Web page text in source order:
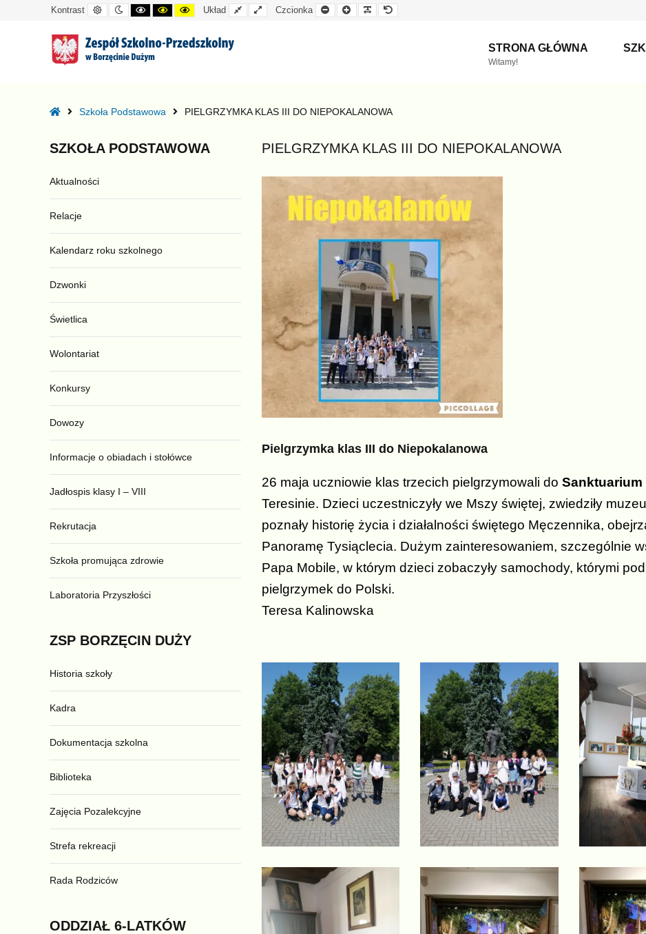
PIELGRZYMKA
Kontrast
Kontrast
domyślny
Tryb
nocny
Kontrast
czarno-
Kontrast
czarno-
Kontrast
żółto-
Układ
Układ
standardowy
Układ
szeroki
Czcionka
Mniejsza
czcionka
Większa
czcionka
Czytelna
czcionkaczcionka
STRONA GŁÓWNA
Witamy!
HomeSzkoła Podstawowa PIELGRZYMKA KLAS III DO NIEPOKALANOWA
PIELGRZYMKA KLAS III DO NIEPOKALANOWA
Pielgrzymka klas III do Niepokalanowa
26 maja uczniowie klas trzecich pielgrzymowali do Sanktuarium
Teresinie. Dzieci uczestniczyły we Mszy świętej, zwiedziły
poznały historię życia i działalności świętego Męczennika,
Panoramę Tysiąclecia. Dużym zainteresowaniem, szczególnie
Papa Mobile, w którym dzieci zobaczyły samochody, którymi
pielgrzymek do Polski.
Teresa Kalinowska
SZKOŁA PODSTAWOWA
Aktualności
Relacje
Kalendarz roku szkolnego
Dzwonki
Świetlica
Wolontariat
Konkursy
Dowozy
Informacje o obiadach i stołówce
Jadłospis klasy I – VIII
Rekrutacja
Szkoła promująca zdrowie
Laboratoria Przyszłości
ZSP BORZĘCIN DUŻY
Historia szkoły
Kadra
Dokumentacja szkolna
Biblioteka
Zajęcia Pozalekcyjne
Strefa rekreacji
Rada Rodziców
ODDZIAŁ 6-LATKÓW